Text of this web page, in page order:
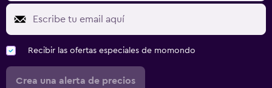
Recibir las ofertas especiales de momondo
Crea una alerta de precios